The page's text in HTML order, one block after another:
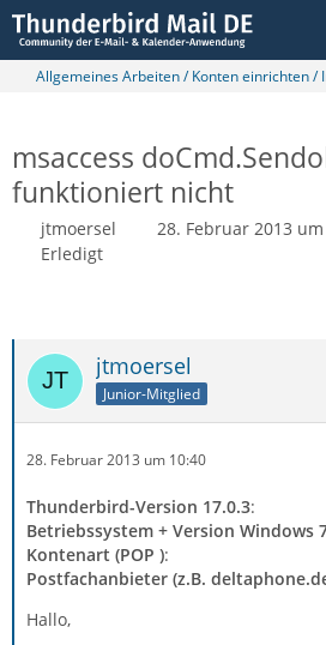
Allgemeines Arbeiten / Konten einrichten /
msaccess
funktioniert nicht
jtmoersel 28. Februar 2013
Erledigt
jtmoersel
Junior-Mitglied
28. Februar 2013 um 10:40
Thunderbird-Version 17.0.3:
Betriebssystem + Version Windows
Kontenart (POP ):
Postfachanbieter (z.B.
Hallo,